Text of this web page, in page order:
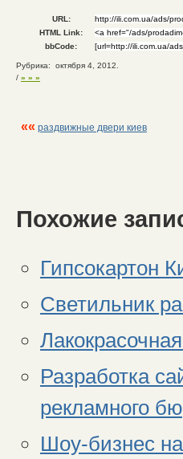
URL:
HTML Link:
bbCode:
Рубрика: октября 4, 2012.
/ » » »
«« раздвижные двери киев
Похожие
Гипсокартон
Светильник
Разработка
рекламного
Шоу-бизнес